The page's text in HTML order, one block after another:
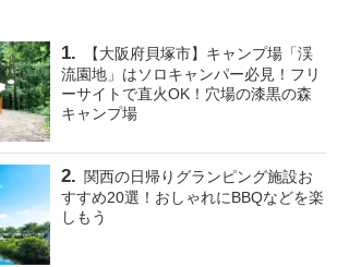
【大阪府貝塚市】キャンプ場「渓
流園地」はソロキャンパー必見！フリ
ーサイトで直火OK！穴場の漆黒の森
キャンプ場
関西の日帰りグランピング施設お
すすめ20選！おしゃれにBBQなどを楽
しもう